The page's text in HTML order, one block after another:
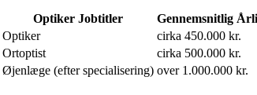
Optiker Jobtitler
Gennemsnitlig
Optiker
cirka 450.000 kr.
Ortoptist
cirka 500.000 kr.
Øjenlæge (efter specialisering) over 1.000.000 kr.